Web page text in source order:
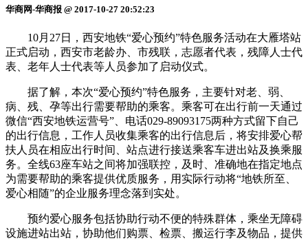
华商网-华商报 @ 2017-10-27 20:52:23
10月27日，西安地铁“爱心预约”特色服务活动在大雁塔站
正式启动，西安市老龄办、市残联，志愿者代表，残障人士代
表、老年人士代表等人员参加了启动仪式。
据了解，本次“爱心预约”特色服务，主要针对老、弱、
病、残、孕等出行需要帮助的乘客。乘客可在出行前一天通过
微信“西安地铁运营号”、电话029-89093175两种方式留下自己
的出行信息，工作人员收集乘客的出行信息后，将安排爱心帮
扶人员在相应出行时间、站点进行接送乘客车进出站及换乘服
务。全线63座车站之间将加强联控，及时、准确地在指定地点
为需要帮助的乘客提供优质服务，用实际行动将“地铁所至、
爱心相随”的企业服务理念落到实处。
预约爱心服务包括协助行动不便的特殊群体，乘坐无障碍
设施进站出站，协助他们购票、检票、搬运行李及物品，提供